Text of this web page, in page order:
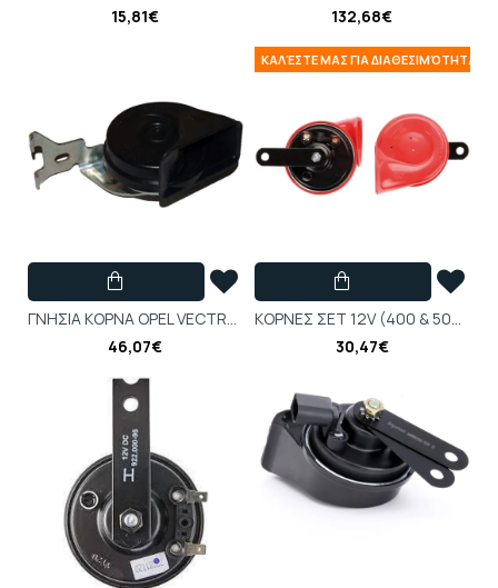
15,81€
132,68€
ΓΝΗΣΙΑ ΚΟΡΝΑ OPEL VECTRA 400ΗΖ-6228143
46,07€
ΚΑΛΈΣΤΕ ΜΑΣ ΓΙΑ ΔΙΑΘΕΣΙΜΌΤΗΤΑ
ΚΟΡΝΕΣ ΣΕΤ 12V (400 & 500Hz) Απλό ΦΙΣ
30,47€